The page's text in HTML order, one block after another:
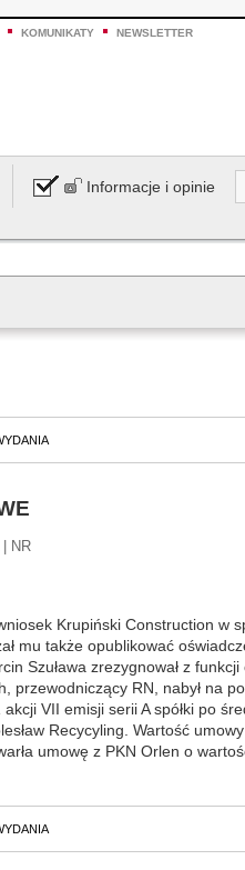
KOMUNIKATY NEWSLETTER
Informacje i opinie
NR
Krupiński Construction w
mu także opublikować
Szuława zrezygnował z
przewodniczący RN, nabył na
VII emisji serii A spółki po
Recycyling. Wartość
umowę z PKN Orlen o